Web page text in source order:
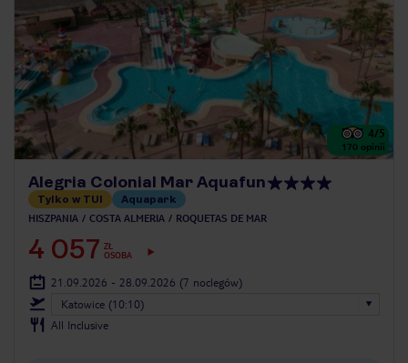
4/5
170 opinii
Alegria Colonial Mar Aquafun
Tylko w TUI Aquapark
HISZPANIA COSTA ALMERIA ROQUETAS DE MAR
4 057 ZŁ
OSOBA
21.09.2026 - 28.09.2026 (7 noclegów)
Katowice (10:10)
All Inclusive